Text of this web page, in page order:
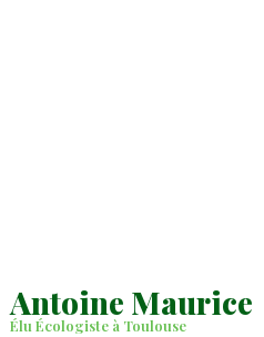
Antoine Maurice
Élu Écologiste à Toulouse